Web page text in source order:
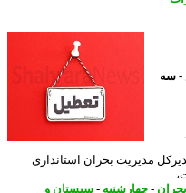
مدیریت بحران استانداری
- چهارشنبه-سیستان و